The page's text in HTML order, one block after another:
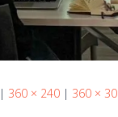
| 360 × 240 | 360 ×